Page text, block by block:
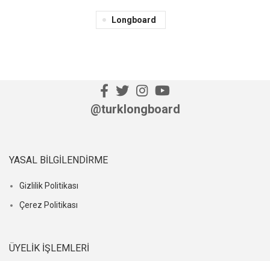
Longboard
@turklongboard
YASAL BILGILENDIRME
Gizlilik Politikası
Çerez Politikası
ÜYELIK İŞLEMLERI